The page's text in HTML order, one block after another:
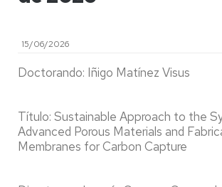
15/06/2026
Doctorando: Iñigo Matínez Visus
Título: Sustainable Approach to the
Advanced Porous Materials and
Membranes for Carbon Capture